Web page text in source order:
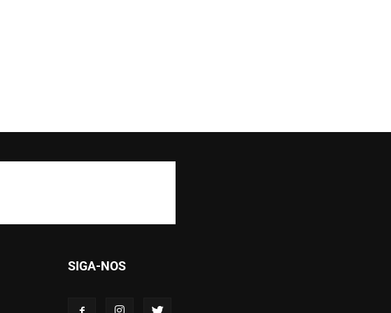
SIGA-NOS